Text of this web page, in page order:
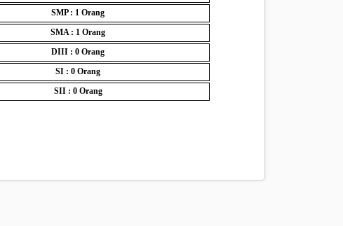
SMP : 1Orang
SMA : 1Orang
DIII : 0Orang
SI : 0Orang
SII : 0 Orang